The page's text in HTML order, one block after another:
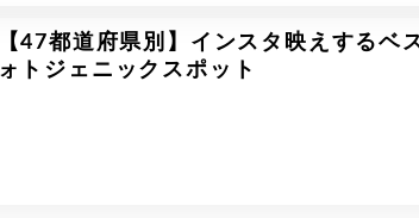
【47都道府県別】インスタ映えするベ
ォトジェニックスポット